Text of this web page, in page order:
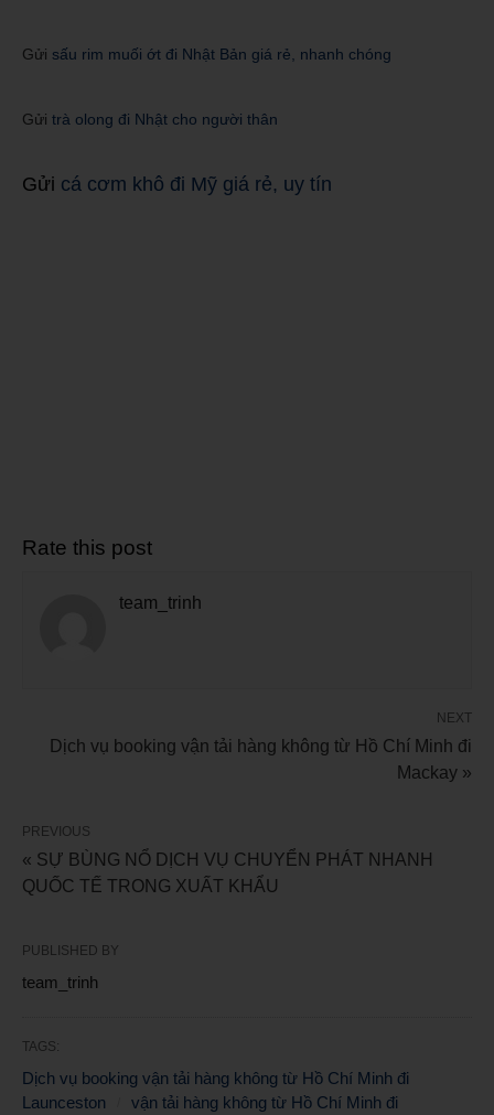
Gửi sấu rim muối ớt đi Nhật Bản giá rẻ, nhanh chóng
Gửi trà olong đi Nhật cho người thân
Gửi cá cơm khô đi Mỹ giá rẻ, uy tín
Rate this post
team_trinh
NEXT
Dịch vụ booking vận tải hàng không từ Hồ Chí Minh đi
Mackay »
PREVIOUS
« SỰ BÙNG NỔ DỊCH VỤ CHUYỂN PHÁT NHANH
QUỐC TẾ TRONG XUẤT KHẨU
PUBLISHED BY
team_trinh
TAGS:
Dịch vụ booking vận tải hàng không từ Hồ Chí Minh đi
Launceston
vận tải hàng không từ Hồ Chí Minh đi